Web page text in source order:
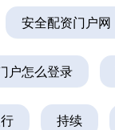
安全配资门户网
户怎么登录
持续